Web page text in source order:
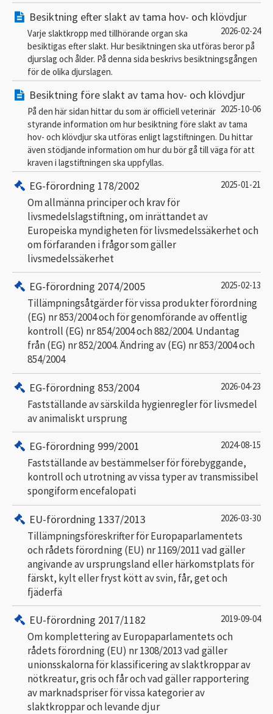
Besiktning efter slakt av tama hov- och klövdjur
2026-02-24
Varje slaktkropp med tillhörande organ ska
besiktigas efter slakt. Hur besiktningen ska utföras beror på
djurslag och ålder. På denna sida beskrivs besiktningsgången
för de olika djurslagen.
Besiktning före slakt av tama hov- och klövdjur
2025-10-06
På den här sidan hittar du som är officiell veterinär
styrande information om hur besiktning före slakt av tama
hov- och klövdjur ska utföras enligt lagstiftningen. Du hittar
även stödjande information om hur du bör gå till väga för att
kraven i lagstiftningen ska uppfyllas.
EG-förordning 178/2002 2025-01-21
Om allmänna principer och krav för
livsmedelslagstiftning, om inrättandet av
Europeiska myndigheten för livsmedelssäkerhet och
om förfaranden i frågor som gäller
livsmedelssäkerhet
EG-förordning 2074/2005 2025-02-13
Tillämpningsåtgärder för vissa produkter förordning
(EG) nr 853/2004 och för genomförande av offentlig
kontroll (EG) nr 854/2004 och 882/2004. Undantag
från (EG) nr 852/2004. Ändring av (EG) nr 853/2004 och
854/2004
EG-förordning 853/2004 2026-04-23
Fastställande av särskilda hygienregler för livsmedel
av animaliskt ursprung
EG-förordning 999/2001 2024-08-15
Fastställande av bestämmelser för förebyggande,
kontroll och utrotning av vissa typer av transmissibel
spongiform encefalopati
EU-förordning 1337/2013 2026-03-30
Tillämpningsföreskrifter för Europaparlamentets
och rådets förordning (EU) nr 1169/2011 vad gäller
angivande av ursprungsland eller härkomstplats för
färskt, kylt eller fryst kött av svin, får, get och
fjäderfä
EU-förordning 2017/1182 2019-09-04
Om komplettering av Europaparlamentets och
rådets förordning (EU) nr 1308/2013 vad gäller
unionsskalorna för klassificering av slaktkroppar av
nötkreatur, gris och får och vad gäller rapportering
av marknadspriser för vissa kategorier av
slaktkroppar och levande djur